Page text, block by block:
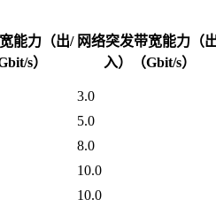
能力（出/
s）
网络突发带宽能力（
入）（Gbit/s）
3.0
5.0
8.0
10.0
10.0